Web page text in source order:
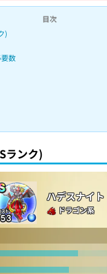
目次
)
数
ランク)
ハデスナイト
ドラゴン系